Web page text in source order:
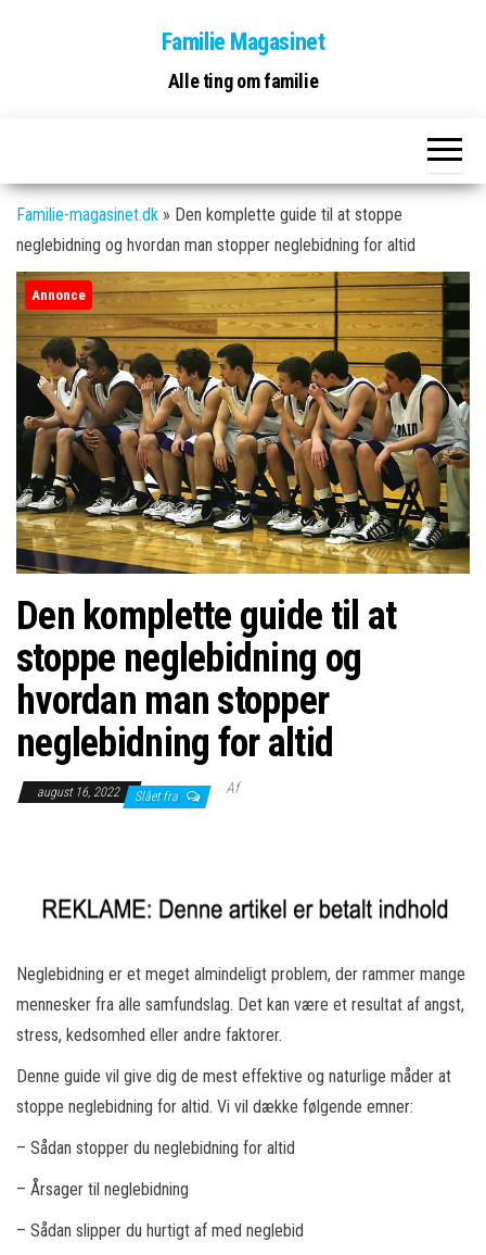
Familie Magasinet
Alle ting om familie
Familie-magasinet.dk » Den komplette guide til at stoppe
neglebidning og hvordan man stopper neglebidning for altid
Annonce
Den komplette guide til at
stoppe neglebidning og
hvordan man stopper
neglebidning for altid
august 16, 2022 Slået fra Af
Neglebidning er et meget almindeligt problem, der rammer mange
mennesker fra alle samfundslag. Det kan være et resultat af angst,
stress, kedsomhed eller andre faktorer.
Denne guide vil give dig de mest effektive og naturlige måder at
stoppe neglebidning for altid. Vi vil dække følgende emner:
– Sådan stopper du neglebidning for altid
– Årsager til neglebidning
– Sådan slipper du hurtigt af med neglebid